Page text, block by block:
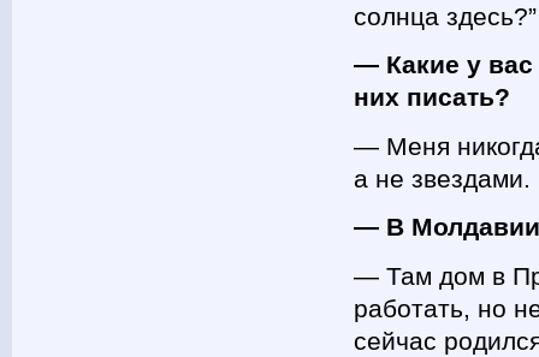
солнца здесь?”
— Какие у вас
них писать?
— Меня
а не
— В
— Там дом в
работать, но
сейчас